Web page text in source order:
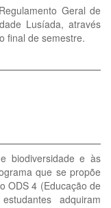
Geral de
Lusíada, através
final de semestre.
biodiversidade e às
que se propõe
ODS 4 (Educação de
adquiram